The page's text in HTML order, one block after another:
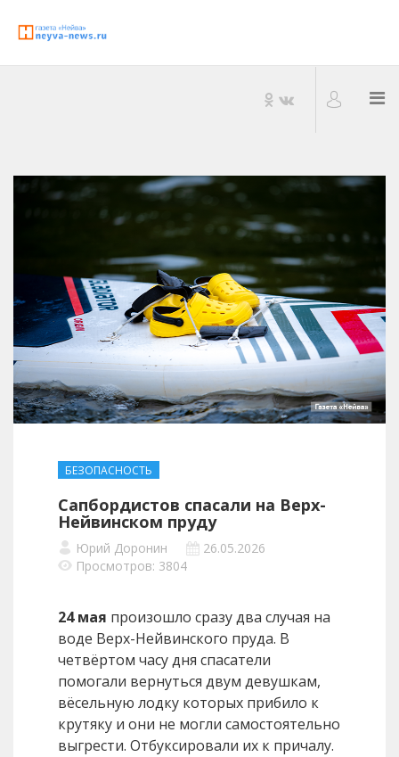
БЕЗОПАСНОСТЬ
Сапбордистов спасали на Верх-
Нейвинском пруду
Юрий Доронин
26.05.2026
Просмотров: 3804
24 мая произошло сразу два случая на
воде Верх-Нейвинского пруда. В
четвёртом часу дня спасатели
помогали вернуться двум девушкам,
вёсельную лодку которых прибило к
крутяку и они не могли самостоятельно
выгрести. Отбуксировали их к причалу.